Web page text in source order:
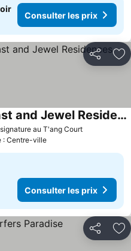
Consulter les prix
Partager
au T'ang Court
The Langham, Gold Coast and Jewel Residences
: Centre-ville
Consulter les prix
Partager